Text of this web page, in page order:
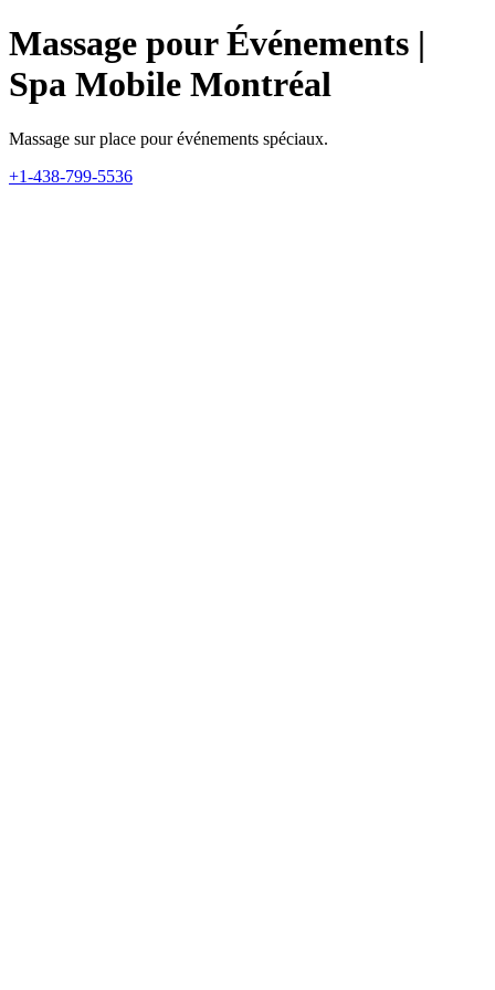
Massage pour Événements |
Spa Mobile Montréal
Massage sur place pour événements spéciaux.
+1-438-799-5536